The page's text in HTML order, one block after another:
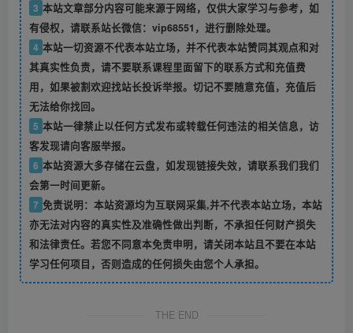
3 本站文章部分内容可能来源于网络，仅供大家学习与参考，如
有侵权，请联系站长微信：vip68551，进行删除处理。
4 本站一切资源不代表本站立场，并不代表本站赞同其观点和对
其真实性负责，请不要联系课程里面留下的联系方式和充值费
用，如果被割欢迎找站长投诉举报。切记不要随意充值，充值后
无法给你找回。
5 本站一律禁止以任何方式发布或转载任何违法的相关信息，访
客发现请向客服举报。
6 本站资源大多存储在云盘，如发现链接失效，请联系我们我们
会第一时间更新。
7 免责说明：本站资源均为互联网采集,并不代表本站立场，本站
亦无法对内容的真实性及准确性做出判断，不承担任何财产损失
和法律责任。若您不同意本免责申明，请关闭本站且不要在本站
学习任何项目，否则造成的任何损失由您个人承担。
THE END